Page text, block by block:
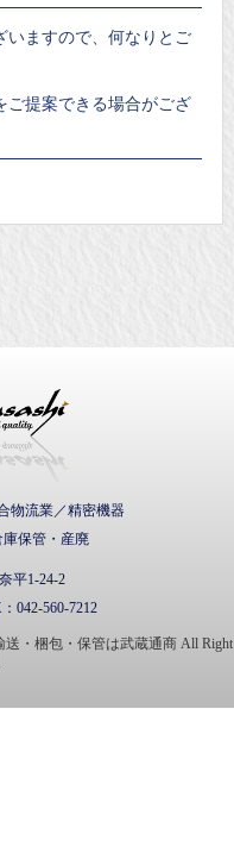
いますので、何なりとご
ご提案できる場合がござ
物流業／精密機器
保管・産廃
平1-24-2
042-560-7212
・梱包・保管は武蔵通商 All Right